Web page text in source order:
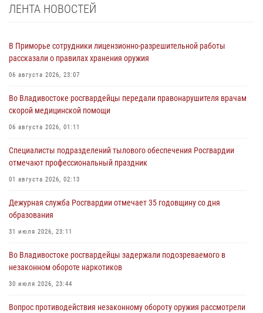
ЛЕНТА НОВОСТЕЙ
В Приморье сотрудники лицензионно-разрешительной работы
рассказали о правилах хранения оружия
06 августа 2026, 23:07
Во Владивостоке росгвардейцы передали правонарушителя врачам
скорой медицинской помощи
06 августа 2026, 01:11
Специалисты подразделений тылового обеспечения Росгвардии
отмечают профессиональный праздник
01 августа 2026, 02:13
Дежурная служба Росгвардии отмечает 35 годовщину со дня
образования
31 июля 2026, 23:11
Во Владивостоке росгвардейцы задержали подозреваемого в
незаконном обороте наркотиков
30 июля 2026, 23:44
Вопрос противодействия незаконному обороту оружия рассмотрели